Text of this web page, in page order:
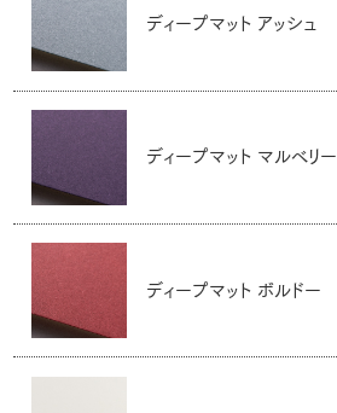
ディープマット アッシュ
ディープマット マルベリー
ディープマット ボルドー